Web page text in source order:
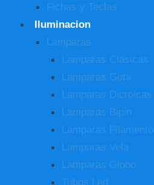
Fichas y Teclas
Iluminacion
Lamparas
Lamparas Clasicas
Lamparas Gota
Lamparas Dicroicas
Lamparas Bipin
Lamparas Filamento
Lamparas Vela
Lamparas Globo
Tubos Led